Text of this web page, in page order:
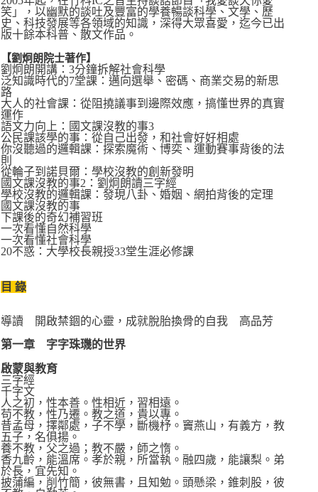
笑」，以幽默的談吐及豐富的學養暢談科學、文學、歷
史、科技發展等各領域的知識，深得大眾喜愛，迄今已出
版十餘本科普、散文作品。
【劉炯朗院士著作】
劉炯朗開講：3分鐘拆解社會科學
泛知識時代的7堂課：邁向選舉、密碼、商業交易的新思
路
大人的社會課：從阻撓議事到邊際效應，搞懂世界的真實
運作
語文力向上：國文課沒教的事3
公民課該學的事：從自己出發，和社會好好相處
你沒聽過的邏輯課：探索魔術、博奕、運動賽事背後的法
則
從輪子到諾貝爾：學校沒教的創新發明
國文課沒教的事2：劉炯朗讀三字經
學校沒教的邏輯課：發現八卦、婚姻、網拍背後的定理
國文課沒教的事
下課後的奇幻補習班
一次看懂自然科學
一次看懂社會科學
20不惑：大學校長親授33堂生涯必修課
目 錄
導讀 開啟禁錮的心靈，成就脫胎換骨的自我 高品芳
第一章 字字珠璣的世界
啟蒙與教育
三字經
千字文
人之初，性本善。性相近，習相遠。
苟不教，性乃遷。教之道，貴以專。
昔孟母，擇鄰處，子不學，斷機杼。竇燕山，有義方，教
五子，名俱揚。
養不教，父之過；教不嚴，師之惰。
香九齡，能溫席。孝於親，所當執。融四歲，能讓梨。弟
於長，宜先知。
披蒲編，削竹簡，彼無書，且知勉。頭懸梁，錐刺股，彼